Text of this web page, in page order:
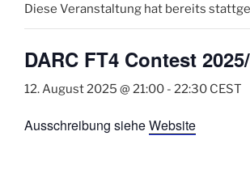
Diese Veranstaltung hat bereits
DARC FT4 Contest
12. August 2025 @ 21:00 - 22:30 CEST
Ausschreibung sieheWebsite